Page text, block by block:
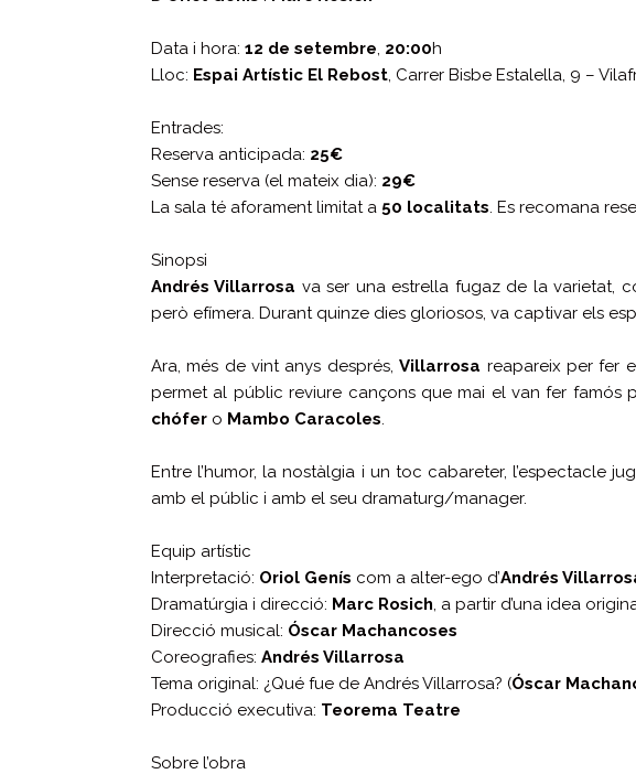
Data i hora: 12 de setembre, 20:00h
Lloc: Espai Artístic El Rebost, Carrer Bisbe Estalella, 9 –
Entrades:
Reserva anticipada: 25€
Sense reserva (el mateix dia): 29€
La sala té aforament limitat a 50 localitats. Es recomana
Sinopsi
Andrés Villarrosa va ser una estrella fugaz de la varietat,
però efímera. Durant quinze dies gloriosos, va captivar els
Ara, més de vint anys després,Villarrosa reapareix per fer
permet al públic reviure cançons que mai el van fer famós
chófer o Mambo Caracoles.
Entre l’humor, la nostàlgia i un toc cabareter, l’espectacle
amb el públic i amb el seu dramaturg/manager.
Equip artístic
Interpretació: Oriol Genís com a alter-ego d’Andrés
Dramatúrgia i direcció: Marc Rosich, a partir d’una idea
Direcció musical: Óscar Machancoses
Coreografies: Andrés Villarrosa
Tema original: ¿Qué fue de Andrés Villarrosa? (Óscar
Producció executiva: Teorema Teatre
Sobre l’obra